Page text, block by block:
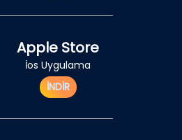
Apple Store
İos Uygulama
İNDİR